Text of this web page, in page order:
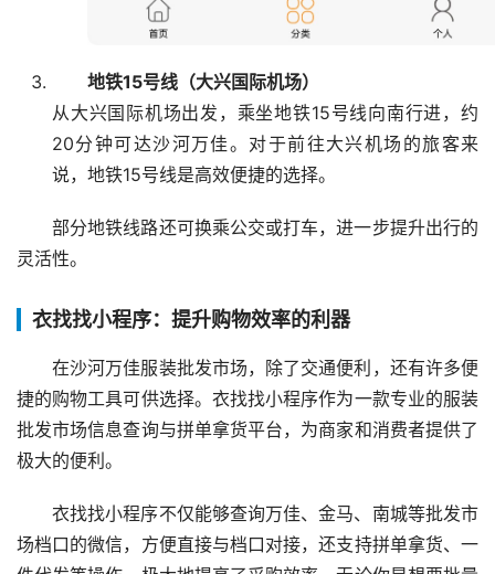
地铁15号线（大兴国际机场）
从大兴国际机场出发，乘坐地铁15号线向南行进，约
20分钟可达沙河万佳。对于前往大兴机场的旅客来
说，地铁15号线是高效便捷的选择。
部分地铁线路还可换乘公交或打车，进一步提升出行的
灵活性。
衣找找小程序：提升购物效率的利器
在沙河万佳服装批发市场，除了交通便利，还有许多便
捷的购物工具可供选择。衣找找小程序作为一款专业的服装
批发市场信息查询与拼单拿货平台，为商家和消费者提供了
极大的便利。
衣找找小程序不仅能够查询万佳、金马、南城等批发市
场档口的微信，方便直接与档口对接，还支持拼单拿货、一